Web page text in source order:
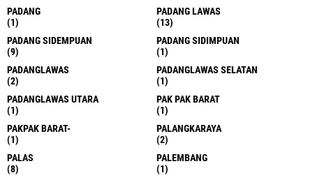
PADANG
(1)
PADANG LAWAS
(13)
PADANG SIDEMPUAN
(9)
PADANG SIDIMPUAN
(1)
PADANGLAWAS
(2)
PADANGLAWAS SELATAN
(1)
PADANGLAWAS UTARA
(1)
PAK PAK BARAT
(1)
PAKPAK BARAT-
(1)
PALANGKARAYA
(2)
PALAS
(8)
PALEMBANG
(1)